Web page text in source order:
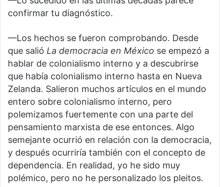
confirmar tu diagnóstico.
—Los hechos se fueron comprobando. Desde
que salió La democracia en México se empezó a
hablar de colonialismo interno y a descubrirse
que había colonialismo interno hasta en Nueva
Zelanda. Salieron muchos artículos en el mundo
entero sobre colonialismo interno, pero
polemizamos fuertemente con una parte del
pensamiento marxista de ese entonces. Algo
semejante ocurrió en relación con la democracia,
y después ocurriría también con el concepto de
dependencia. En realidad, yo he sido muy
polémico, pero no he personalizado los pleitos.